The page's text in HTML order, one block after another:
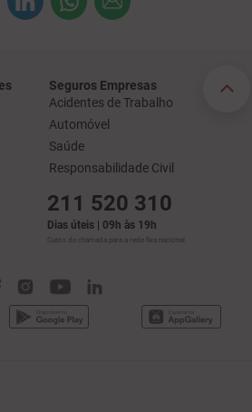
Seguros Empresas
Acidentes de Trabalho
Automóvel
Saúde
Responsabilidade Civil
211 520 310
Dias úteis | 09h às 19h
Custo de chamada para a rede fixa nacional